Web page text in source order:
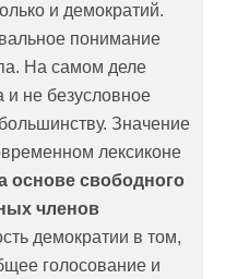
и демократий.
понимание
На самом деле
и не безусловное
Значение
лексиконе
основе свободного
членов
демократии в том,
голосование и